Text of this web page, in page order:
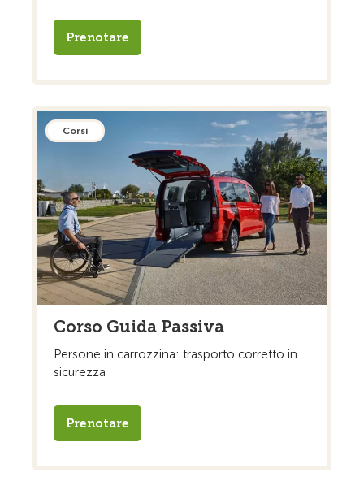
Prenotare
Corsi
Corso Guida Passiva
Persone in carrozzina: trasporto corretto in
sicurezza
Prenotare